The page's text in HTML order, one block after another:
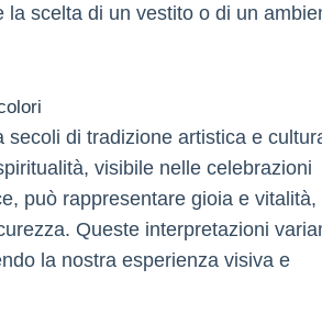
scelta di un vestito o di un
di tradizione artistica e
visibile nelle celebrazioni
può rappresentare gioia e vitalità,
Queste interpretazioni
la nostra esperienza visiva e